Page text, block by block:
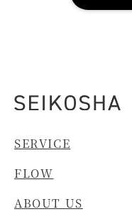
SERVICE
FLOW
ABOUT US